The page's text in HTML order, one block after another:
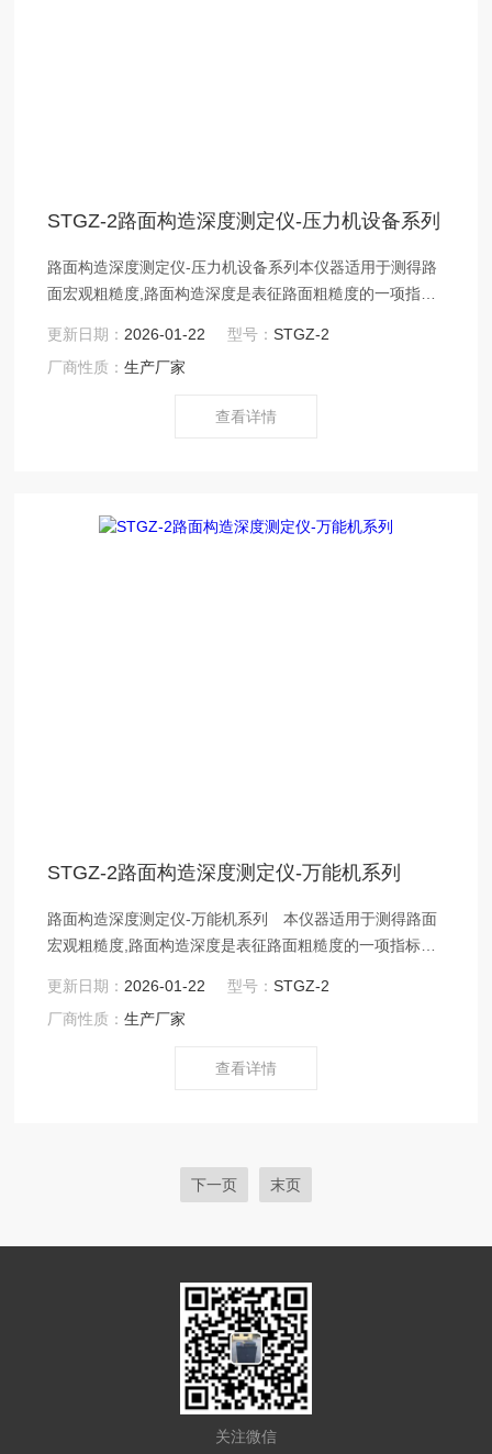
STGZ-2路面构造深度测定仪-压力机设备系列
路面构造深度测定仪-压力机设备系列本仪器适用于测得路
面宏观粗糙度,路面构造深度是表征路面粗糙度的一项指
更新日期： 2026-01-22 型号：STGZ-2
厂商性质：生产厂家
查看详情
STGZ-2路面构造深度测定仪-万能机系列
路面构造深度测定仪-万能机系列 本仪器适用于测得路面
宏观粗糙度,路面构造深度是表征路面粗糙度的一项指标。
更新日期： 2026-01-22 型号：STGZ-2
厂商性质：生产厂家
查看详情
下一页 末页
关注微信